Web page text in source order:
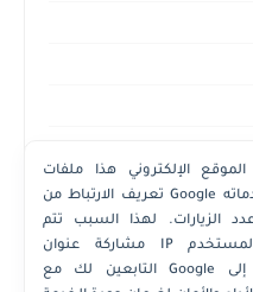
الإلكتروني هذا ملفات
تعريف الارتباط من Google لتقديم خدماته
الزيارات. لهذا السبب تتم
مشاركة عنوان IP ووكيل المستخدم
التابعين لك مع Google بالإضافة إلى